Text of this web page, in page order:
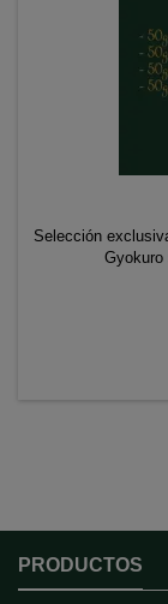
Selección
Gyokuro
PRODUCTOS